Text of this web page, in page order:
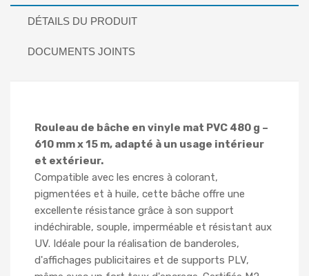
DÉTAILS DU PRODUIT
DOCUMENTS JOINTS
Rouleau de bâche en vinyle mat PVC 480 g –
610 mm x 15 m, adapté à un usage intérieur
et extérieur.
Compatible avec les encres à colorant,
pigmentées et à huile, cette bâche offre une
excellente résistance grâce à son support
indéchirable, souple, imperméable et résistant aux
UV. Idéale pour la réalisation de banderoles,
d'affichages publicitaires et de supports PLV,